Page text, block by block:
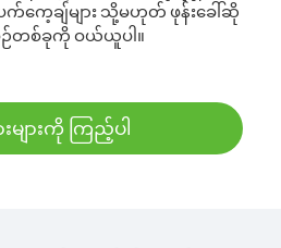
က်ကေ့ချ်များ သို့မဟုတ် ဖုန်းခေါ်ဆို
တစ်ခုကို ဝယ်ယူပါ။
များကို ကြည့်ပါ